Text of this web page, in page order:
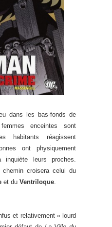
dans les bas-fonds de
enceintes sont
habitants réagissent
ont physiquement
leurs proches.
chemin croisera celui du
et du Ventriloque.
et relativement « lourd